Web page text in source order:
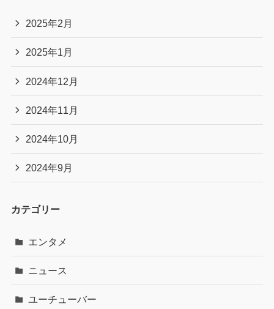
2025年2月
2025年1月
2024年12月
2024年11月
2024年10月
2024年9月
カテゴリー
エンタメ
ニュース
ユーチューバー